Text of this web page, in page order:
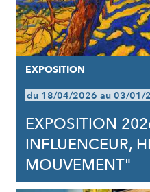
EXPOSITION
du 18/04/2026 au 03/01/
EXPOSITION
INFLUENCEUR,
MOUVEMENT"